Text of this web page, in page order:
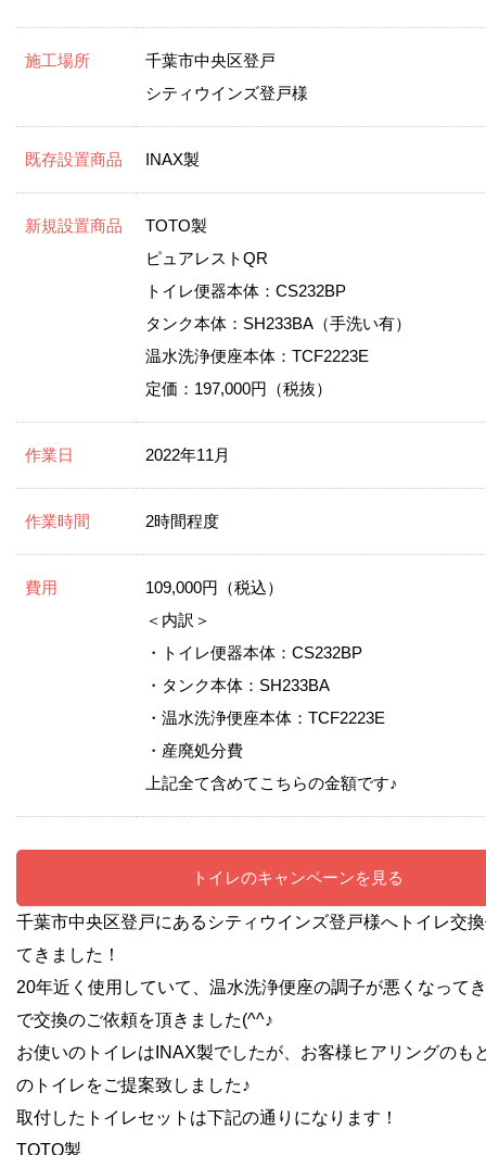
施工場所
千葉市中央区登戸
シティウインズ登戸様
既存設置商品 INAX製
新規設置商品
TOTO製
ピュアレストQR
トイレ便器本体：CS232BP
タンク本体：SH233BA（手洗い有）
温水洗浄便座本体：TCF2223E
定価：197,000円（税抜）
作業日 2022年11月
作業時間 2時間程度
費用
109,000円（税込）
＜内訳＞
・トイレ便器本体：CS232BP
・タンク本体：SH233BA
・温水洗浄便座本体：TCF2223E
・産廃処分費
上記全て含めてこちらの金額です♪
トイレのキャンペーンを見る
千葉市中央区登戸にあるシティウインズ登戸様へトイレ交
てきました！
20年近く使用していて、温水洗浄便座の調子が悪くなって
で交換のご依頼を頂きました(^^♪
お使いのトイレはINAX製でしたが、お客様ヒアリングのも
のトイレをご提案致しました♪
取付したトイレセットは下記の通りになります！
TOTO製